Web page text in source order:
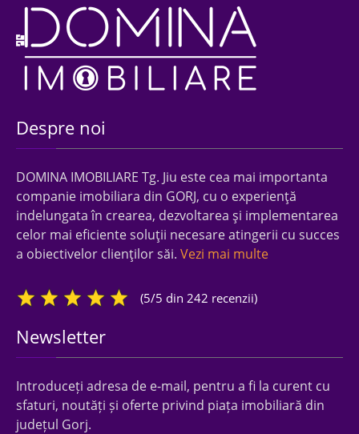
Despre noi
DOMINA IMOBILIARE Tg. Jiu este cea mai importanta
companie imobiliara din GORJ, cu o experienţă
indelungata în crearea, dezvoltarea şi implementarea
celor mai eficiente soluţii necesare atingerii cu succes
a obiectivelor clienţilor săi. Vezi mai multe
(5/5 din 242 recenzii)
Newsletter
Introduceți adresa de e-mail, pentru a fi la curent cu
sfaturi, noutăți și oferte privind piața imobiliară din
județul Gorj.